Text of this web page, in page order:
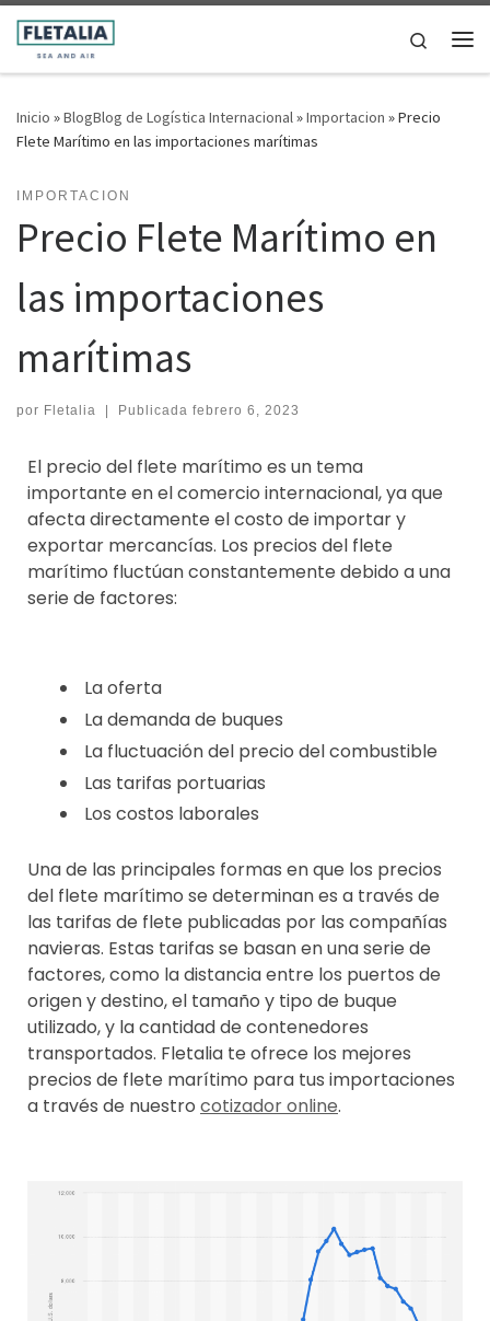
Saltar al contenido
Search
Inicio »BlogBlog de Logística Internacional»Importacion »Precio
Flete Marítimo en las importaciones marítimas
IMPORTACION
Precio Flete Marítimo en
las importaciones
marítimas
por Fletalia | Publicada febrero 6, 2023
El precio del flete marítimo es un tema
importante en el comercio internacional, ya que
afecta directamente el costo de importar y
exportar mercancías. Los precios del flete
marítimo fluctúan constantemente debido a una
serie de factores:
La oferta
La demanda de buques
La fluctuación del precio del combustible
Las tarifas portuarias
Los costos laborales
Una de las principales formas en que los precios
del flete marítimo se determinan es a través de
las tarifas de flete publicadas por las compañías
navieras. Estas tarifas se basan en una serie de
factores, como la distancia entre los puertos de
origen y destino, el tamaño y tipo de buque
utilizado, y la cantidad de contenedores
transportados. Fletalia te ofrece los mejores
precios de flete marítimo para tus importaciones
a través de nuestro cotizador online.